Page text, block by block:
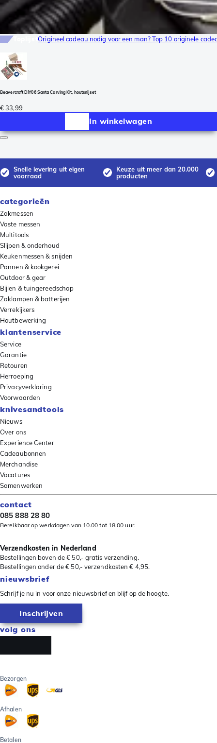
ToplijstOrigineel cadeau nodig voor een man? Top 10 originele
Beavercraft DIY06 Santa Carving Kit, houtsnijset
€ 33,99
In winkelwagen
Snelle levering uit eigen
voorraad
Keuze uit meer dan 20.000
producten
categorieën
Zakmessen
Vaste messen
Multitools
Slijpen & onderhoud
Keukenmessen & snijden
Pannen & kookgerei
Outdoor & gear
Bijlen & tuingereedschap
Zaklampen & batterijen
Verrekijkers
Houtbewerking
klantenservice
Service
Garantie
Retouren
Herroeping
Privacyverklaring
Voorwaarden
knivesandtools
Nieuws
Over ons
Experience Center
Cadeaubonnen
Merchandise
Vacatures
Samenwerken
contact
085 888 28 80
Bereikbaar op werkdagen van 10.00 tot 18.00 uur.
Verzendkosten in Nederland
Bestellingen boven de € 50,- gratis verzending.
Bestellingen onder de € 50,- verzendkosten € 4,95.
nieuwsbrief
Schrijf je nu in voor onze nieuwsbrief en blijf op de hoogte.
Inschrijven
volg ons
Bezorgen
Afhalen
Betalen